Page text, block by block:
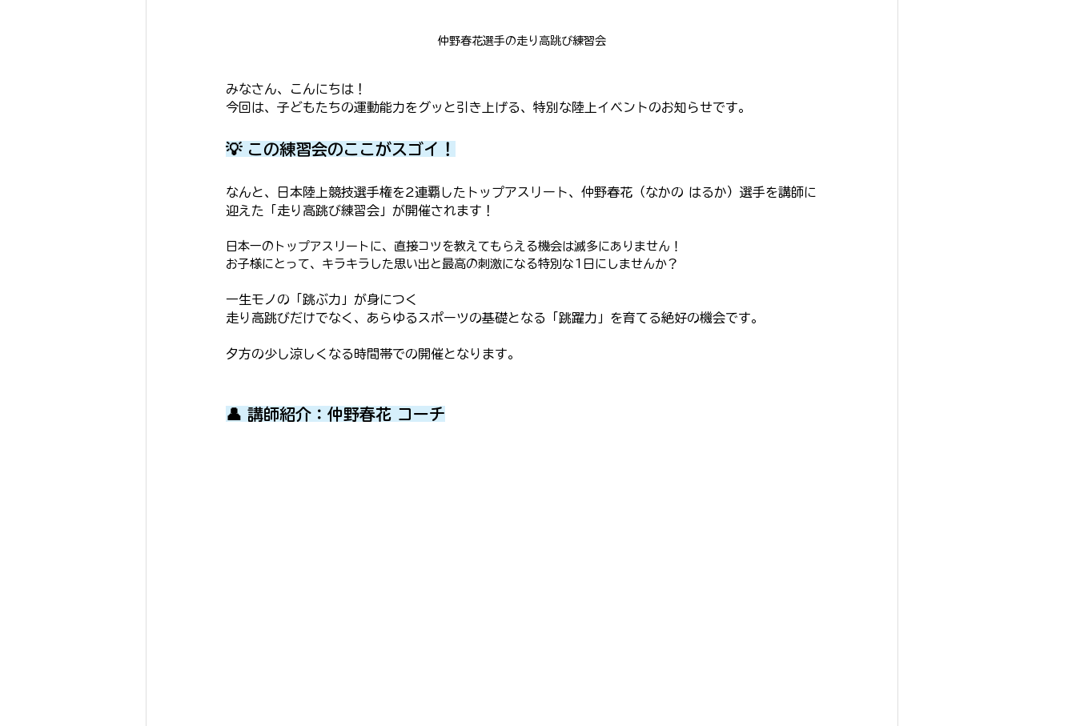
仲野春花選手の走り高跳び練習会
みなさん、こんにちは！
今回は、子どもたちの運動能力をグッと引き上げる、特別な陸上イベントのお知らせです。
💡 この練習会のここがスゴイ！
なんと、日本陸上競技選手権を2連覇したトップアスリート、仲野春花（なかの はるか）選手を講師に
迎えた「走り高跳び練習会」が開催されます！
日本一のトップアスリートに、直接コツを教えてもらえる機会は滅多にありません！
お子様にとって、キラキラした思い出と最高の刺激になる特別な1日にしませんか？
一生モノの「跳ぶ力」が身につく
走り高跳びだけでなく、あらゆるスポーツの基礎となる「跳躍力」を育てる絶好の機会です。
夕方の少し涼しくなる時間帯での開催となります。
👤 講師紹介：仲野春花 コーチ